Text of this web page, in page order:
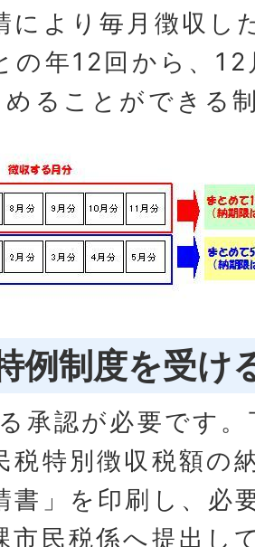
により毎月徴収し
の年12回から、
ることができる
例制度を受け
承認が必要です
税特別徴収税額の
書」を印刷し、必
市民税係へ提出し